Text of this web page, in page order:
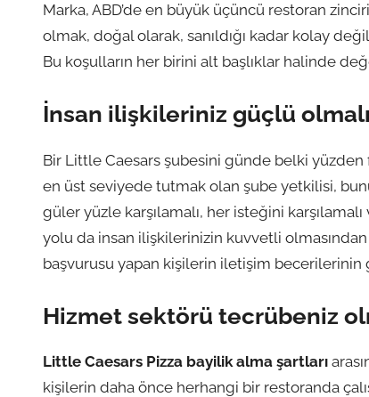
Marka, ABD’de en büyük üçüncü restoran
olmak, doğal olarak, sanıldığı kadar kolay
Bu koşulların her birini alt başlıklar halinde
İnsan ilişkileriniz güçlü
Bir Little Caesars şubesini günde belki
en üst seviyede tutmak olan şube yetkilisi,
güler yüzle karşılamalı, her isteğini
yolu da insan ilişkilerinizin kuvvetli
başvurusu yapan kişilerin iletişim
Hizmet sektörü tecrübeniz
Little Caesars Pizza bayilik alma şartları
kişilerin daha önce herhangi bir restoranda